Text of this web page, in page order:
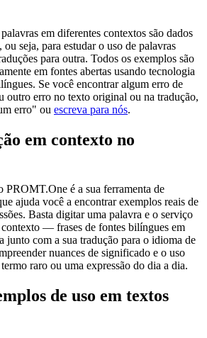
em diferentes contextos são dados
seja, para estudar o uso de palavras
para outra. Todos os exemplos são
em fontes abertas usando tecnologia
Se você encontrar algum erro de
outro erro no texto original ou na tradução,
erro" ou escreva para nós.
em contexto no
PROMT.One é a sua ferramenta de
ajuda você a encontrar exemplos reais de
Basta digitar uma palavra e o serviço
contexto — frases de fontes bilíngues em
junto com a sua tradução para o idioma de
nuances de significado e o uso
raro ou uma expressão do dia a dia.
de uso em textos